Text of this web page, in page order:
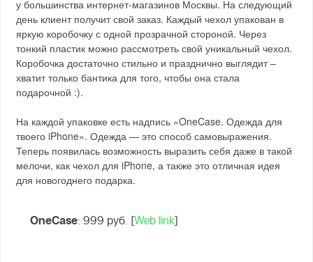
у большинства интернет-магазинов Москвы. На следующий
день клиент получит свой заказ. Каждый чехол упакован в
яркую коробочку с одной прозрачной стороной. Через
тонкий пластик можно рассмотреть свой уникальный чехол.
Коробочка достаточно стильно и празднично выглядит –
хватит только бантика для того, чтобы она стала
подарочной :).
На каждой упаковке есть надпись «OneCase. Одежда для
твоего iPhone». Одежда — это способ самовыражения.
Теперь появилась возможность выразить себя даже в такой
мелочи, как чехол для iPhone, а также это отличная идея
для новогоднего подарка.
OneCase: 999 руб. [Web link